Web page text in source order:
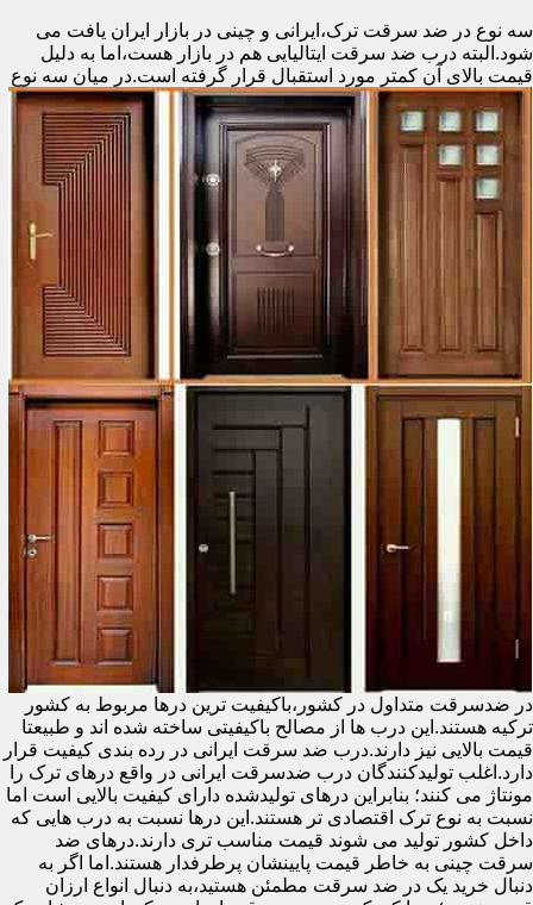
سه نوع در ضد سرقت ترک،ایرانی و چینی در بازار ایران یافت می
شود.البته درب ضد سرقت ایتالیایی هم در بازار هست،اما به دلیل
قیمت بالای آن کمتر مورد استقبال قرار گرفته است.در میان سه نوع
در ضدسرقت متداول در کشور،باکیفیت ترین درها مربوط به کشور
ترکیه هستند.این درب ها از مصالح باکیفیتی ساخته شده اند و طبیعتا
قیمت بالایی نیز دارند.درب ضد سرقت ایرانی در رده بندی کیفیت قرار
دارد.اغلب تولیدکنندگان درب ضدسرقت ایرانی در واقع درهای ترک را
مونتاژ می کنند؛ بنابراین درهای تولیدشده دارای کیفیت بالایی است اما
نسبت به نوع ترک اقتصادی تر هستند.این درها نسبت به درب هایی که
داخل کشور تولید می شوند قیمت مناسب تری دارند.درهای ضد
سرقت چینی به خاطر قیمت پایینشان پرطرفدار هستند.اما اگر به
دنبال خرید یک در ضد سرقت مطمئن هستید،به دنبال انواع ارزان